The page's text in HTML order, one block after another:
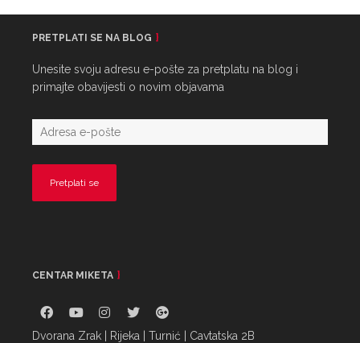
PRETPLATI SE NA BLOG
Unesite svoju adresu e-pošte za pretplatu na blog i
primajte obavijesti o novim objavama
CENTAR MIKETA
Dvorana Zrak | Rijeka | Turnić | Cavtatska 2B